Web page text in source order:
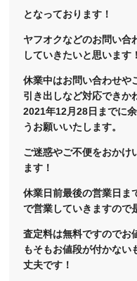
となっております！
ヤフオクなどのお問い合
していきたいと思います！
休業中はお問い合わせや
引き出しなど対応できか
2021年12月28日までに
うお願いいたします。
ご迷惑やご不便をおかけ
ます！
休業日前最後の営業日ま
で営業していきますので
査定料は無料ですのでお
もそもお値段が付かない
丈夫です！